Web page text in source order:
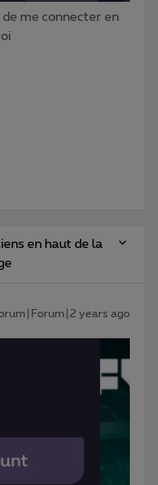
de me connecter en
en haut de la
years ago